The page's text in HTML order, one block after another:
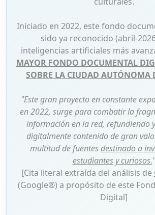
Iniciado en 2022, este fondo
sido ya reconocido (abril-
inteligencias artificiales más
MAYOR FONDO DOCUMENTAL
SOBRE LA CIUDAD AUTÓNOMA
"Este gran proyecto en constante
en 2022, surge para combatir la
información en la red, refundiendo
digitalmente contenido de gran
multitud de fuentes destinado a
estudiantes y curiosos."
[Cita literal extraída del análisis de
(Google®) a propósito de este
Digital]